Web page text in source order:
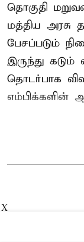
தொகுதி
மத்திய அரசு
பேசப்படும்
இருந்து கடும்
தொடர்பாக
எம்பிக்களின்
X